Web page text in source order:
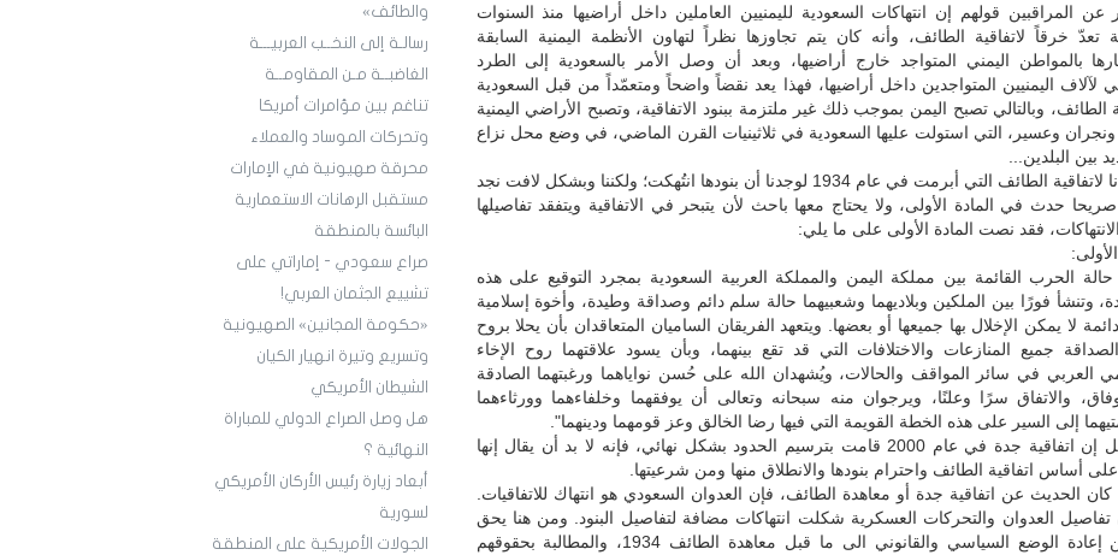
والطائف»
رسالـة إلى النخــب العربيـــة
الغاضبــة مـن المقاومــة
تناغم بين مؤامرات أمريكا
وتحركات الموساد والعملاء
محرقة صهيونية في الإمارات
مستقبل الرهانات الاستعمارية
البائسة بالمنطقة
صراع سعودي - إماراتي على
تشييع الجثمان العربي!
«حكومة المجانين» الصهيونية
وتسريع وتيرة انهيار الكيان
الشيطان الأمريكي
هل وصل الصراع الدولي للمباراة
النهائية ؟
أبعاد زيارة رئيس الأركان الأمريكي
لسورية
الجولات الأمريكية على المنطقة
عن المراقبين قولهم إن انتهاكات السعودية لليمنيين العاملين داخل أراضيها منذ السنوات
تعدّ خرقاً لاتفاقية الطائف، وأنه كان يتم تجاوزها نظراً لتهاون الأنظمة اليمنية السابقة
بالمواطن اليمني المتواجد خارج أراضيها، وبعد أن وصل الأمر بالسعودية إلى الطرد
لآلاف اليمنيين المتواجدين داخل أراضيها، فهذا يعد نقضاً واضحاً ومتعمّداً من قبل السعودية
الطائف، وبالتالي تصبح اليمن بموجب ذلك غير ملتزمة ببنود الاتفاقية، وتصبح الأراضي اليمنية
وعسير، التي استولت عليها السعودية في ثلاثينيات القرن الماضي، في وضع محل نزاع
بين البلدين...
ولو عدنا لاتفاقية الطائف التي أبرمت في عام 1934 لوجدنا أن بنودها انتُهكت؛ ولكننا وبشكل لافت نجد
صريحا حدث في المادة الأولى، ولا يحتاج معها باحث لأن يتبحر في الاتفاقية ويتفقد تفاصيلها
فقد نصت المادة الأولى على ما يلي:
حالة الحرب القائمة بين مملكة اليمن والمملكة العربية السعودية بمجرد التوقيع على هذه
وتنشأ فورًا بين الملكين وبلاديهما وشعبيهما حالة سلم دائم وصداقة وطيدة، وأخوة إسلامية
لا يمكن الإخلال بها جميعها أو بعضها. ويتعهد الفريقان الساميان المتعاقدان بأن يحلا بروح
جميع المنازعات والاختلافات التي قد تقع بينهما، وبأن يسود علاقتهما روح الإخاء
العربي في سائر المواقف والحالات، ويُشهدان الله على حُسن نواياهما ورغبتهما الصادقة
والاتفاق سرًا وعلنًا، ويرجوان منه سبحانه وتعالى أن يوفقهما وخلفاءهما وورثاءهما
إلى السير على هذه الخطة القويمة التي فيها رضا الخالق وعز قومهما ودينهما".
واذا قيل إن اتفاقية جدة في عام 2000 قامت بترسيم الحدود بشكل نهائي، فإنه لا بد أن يقال إنها
أساس اتفاقية الطائف واحترام بنودها والانطلاق منها ومن شرعيتها.
الحديث عن اتفاقية جدة أو معاهدة الطائف، فإن العدوان السعودي هو انتهاك للاتفاقيات.
تفاصيل العدوان والتحركات العسكرية شكلت انتهاكات مضافة لتفاصيل البنود. ومن هنا يحق
لليمنيين إعادة الوضع السياسي والقانوني الى ما قبل معاهدة الطائف 1934، والمطالبة بحقوقهم